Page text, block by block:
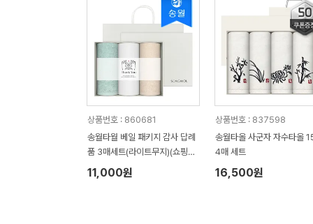
상품번호 : 860681
송월타월 베일 패키지 감사 답례
품 3매세트(라이트무지)(쇼핑백
증정)
11,000원
상품번호 : 837598
송월타올 사군자 자수타올
4매 세트
16,500원